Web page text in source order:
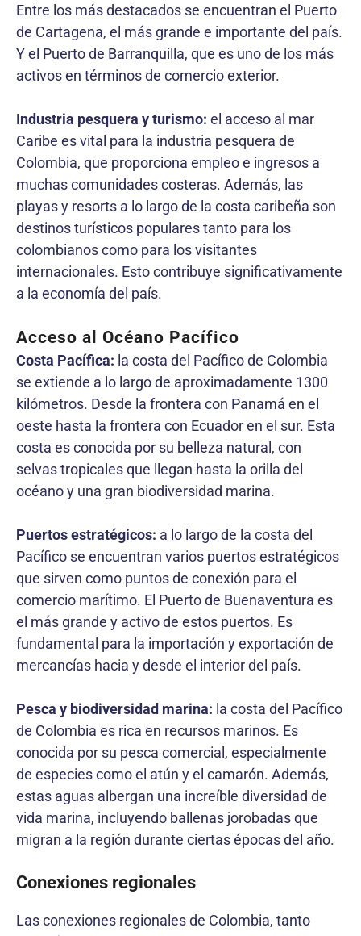
Entre los más destacados se encuentran el Puerto
de Cartagena, el más grande e importante del país.
Y el Puerto de Barranquilla, que es uno de los más
activos en términos de comercio exterior.
Industria pesquera y turismo: el acceso al mar
Caribe es vital para la industria pesquera de
Colombia, que proporciona empleo e ingresos a
muchas comunidades costeras. Además, las
playas y resorts a lo largo de la costa caribeña son
destinos turísticos populares tanto para los
colombianos como para los visitantes
internacionales. Esto contribuye significativamente
a la economía del país.
Acceso al Océano Pacífico
Costa Pacífica: la costa del Pacífico de Colombia
se extiende a lo largo de aproximadamente 1300
kilómetros. Desde la frontera con Panamá en el
oeste hasta la frontera con Ecuador en el sur. Esta
costa es conocida por su belleza natural, con
selvas tropicales que llegan hasta la orilla del
océano y una gran biodiversidad marina.
Puertos estratégicos: a lo largo de la costa del
Pacífico se encuentran varios puertos estratégicos
que sirven como puntos de conexión para el
comercio marítimo. El Puerto de Buenaventura es
el más grande y activo de estos puertos. Es
fundamental para la importación y exportación de
mercancías hacia y desde el interior del país.
Pesca y biodiversidad marina: la costa del Pacífico
de Colombia es rica en recursos marinos. Es
conocida por su pesca comercial, especialmente
de especies como el atún y el camarón. Además,
estas aguas albergan una increíble diversidad de
vida marina, incluyendo ballenas jorobadas que
migran a la región durante ciertas épocas del año.
Conexiones regionales
Las conexiones regionales de Colombia, tanto